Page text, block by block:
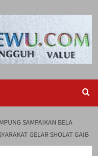
SAMPAIKAN BELA
GELAR SHOLAT GAIB